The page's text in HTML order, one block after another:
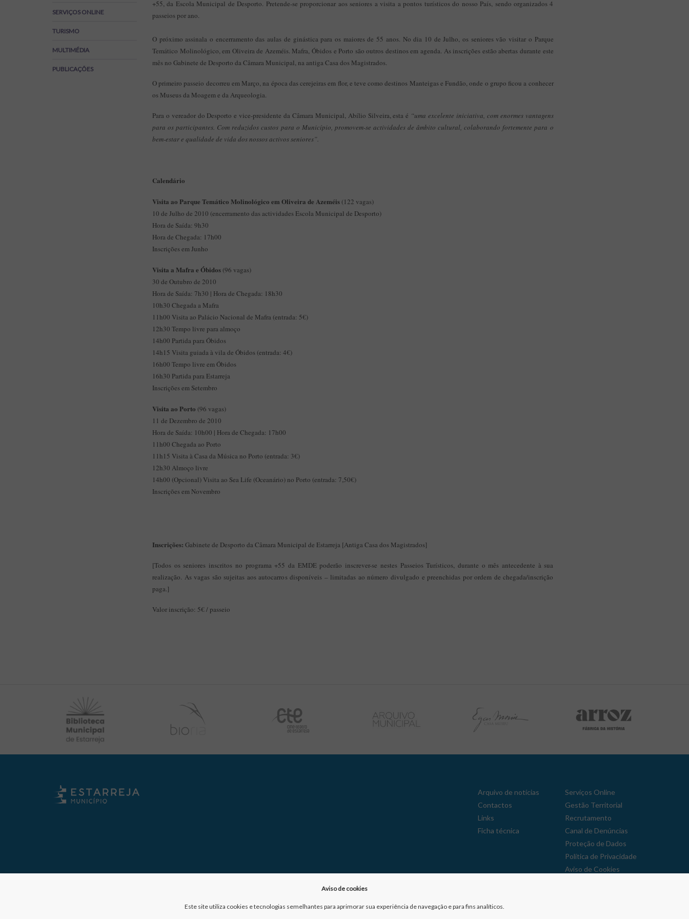
Aplicação Sentir Estarreja
SERVIÇOS ONLINE
TURISMO
MULTIMÉDIA
PUBLICAÇÕES
+55, da Escola Municipal de Desporto. Pretende-se proporcionar aos seniores a visita a pontos turísticos do nosso País, sendo organizados 4
passeios por ano.
O próximo assinala o encerramento das aulas de ginástica para os maiores de 55 anos. No dia 10 de Julho, os seniores vão visitar o Parque
Temático Molinológico, em Oliveira de Azeméis. Mafra, Óbidos e Porto são outros destinos em agenda. As inscrições estão abertas durante este
mês no Gabinete de Desporto da Câmara Municipal, na antiga Casa dos Magistrados.
O primeiro passeio decorreu em Março, na época das cerejeiras em flor, e teve como destinos Manteigas e Fundão, onde o grupo ficou a conhecer
os Museus da Moagem e da Arqueologia.
Para o vereador do Desporto e vice-presidente da Câmara Municipal, Abílio Silveira, esta é “uma excelente iniciativa, com enormes vantagens
para os participantes. Com reduzidos custos para o Município, promovem-se actividades de âmbito cultural, colaborando fortemente para o
bem-estar e qualidade de vida dos nossos activos seniores”.
Calendário
Visita ao Parque Temático Molinológico em Oliveira de Azeméis (122 vagas)
10 de Julho de 2010 (encerramento das actividades Escola Municipal de Desporto)
Hora de Saída: 9h30
Hora de Chegada: 17h00
Inscrições em Junho
Visita a Mafra e Óbidos (96 vagas)
30 de Outubro de 2010
Hora de Saída: 7h30 | Hora de Chegada: 18h30
10h30 Chegada a Mafra
11h00 Visita ao Palácio Nacional de Mafra (entrada: 5€)
12h30 Tempo livre para almoço
14h00 Partida para Óbidos
14h15 Visita guiada à vila de Óbidos (entrada: 4€)
16h00 Tempo livre em Óbidos
16h30 Partida para Estarreja
Inscrições em Setembro
Visita ao Porto (96 vagas)
11 de Dezembro de 2010
Hora de Saída: 10h00 | Hora de Chegada: 17h00
11h00 Chegada ao Porto
11h15 Visita à Casa da Música no Porto (entrada: 3€)
12h30 Almoço livre
14h00 (Opcional) Visita ao Sea Life (Oceanário) no Porto (entrada: 7,50€)
Inscrições em Novembro
Inscrições: Gabinete de Desporto da Câmara Municipal de Estarreja [Antiga Casa dos Magistrados]
[Todos os seniores inscritos no programa +55 da EMDE poderão inscrever-se nestes Passeios Turísticos, durante o mês antecedente à sua
realização. As vagas são sujeitas aos autocarros disponíveis – limitadas ao número divulgado e preenchidas por ordem de chegada/inscrição
paga.]
Valor inscrição: 5€ / passeio
Arquivo de notícias
Contactos
Links
Ficha técnica
Serviços Online
Gestão Territorial
Recrutamento
Canal de Denúncias
Proteção de Dados
Política de Privacidade
Aviso de Cookies
Aviso de cookies
Este site utiliza cookies e tecnologias semelhantes para aprimorar sua experiência de navegação e para fins analíticos.